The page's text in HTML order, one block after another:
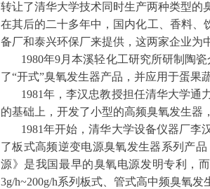
转让了清华大学技术同时生产两种类型的
在其后的二十多年中，国内化工、香料
备厂和泰兴环保厂来提供，这两家企业为
1980年9月本溪轻化工研究所研制陶
了“开式”臭氧发生器产品，并应用于蛋
1981年，李汉忠教授担任清华大学通
的基础上，开发了小型的高频臭氧发生器
1981年开始，清华大学设备仪器厂李
了板式高频逆变电源臭氧发生器系列产
源》是我国最早的臭氧电源发明专利，而
3g/h~200g/h系列板式、管式高中频臭氧发